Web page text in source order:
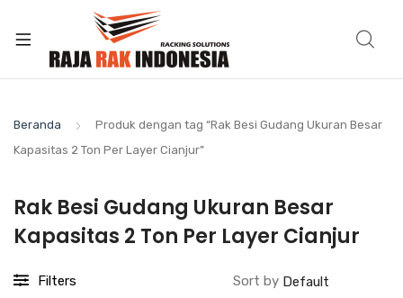
Beranda
Produk dengan tag “Rak Besi Gudang Ukuran Besar
Kapasitas 2 Ton Per Layer Cianjur”
Rak Besi Gudang Ukuran Besar
Kapasitas 2 Ton Per Layer Cianjur
Filters Sort by